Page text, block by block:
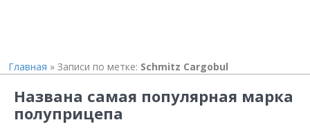
Главная » Записи по метке: Schmitz Cargobul
Названа самая популярная марка
полуприцепа